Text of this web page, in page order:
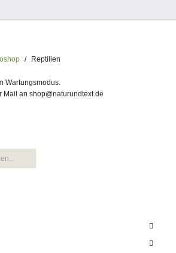
Reptilien
Wartungsmodus.
Mail an shop@naturundtext.de